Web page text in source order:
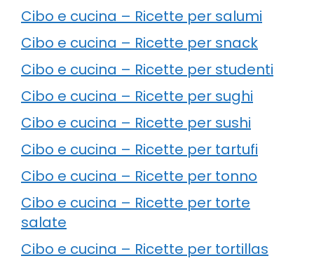
Cibo e cucina – Ricette per salumi
Cibo e cucina – Ricette per snack
Cibo e cucina – Ricette per studenti
Cibo e cucina – Ricette per sughi
Cibo e cucina – Ricette per sushi
Cibo e cucina – Ricette per tartufi
Cibo e cucina – Ricette per tonno
Cibo e cucina – Ricette per torte
salate
Cibo e cucina – Ricette per tortillas